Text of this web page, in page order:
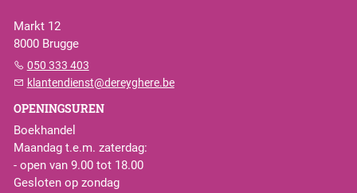
Markt 12
8000 Brugge
050 333 403
klantendienst@dereyghere.be
OPENINGSUREN
Boekhandel
Maandag t.e.m. zaterdag:
- open van 9.00 tot 18.00
Gesloten op zondag